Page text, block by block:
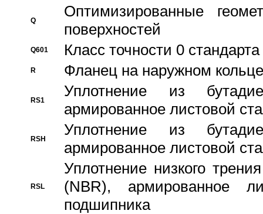
Q
Оптимизированные
поверхностей
Q601 Класс точности 0
R Фланец на наружном кольце
RS1
Уплотнение из
армированное листовой
RSH
Уплотнение из
армированное листовой
RSL
Уплотнение низкого
(NBR), армированное
подшипника